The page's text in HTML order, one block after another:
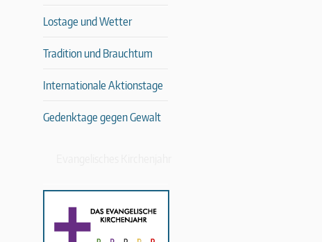
Lostage und Wetter
Tradition und Brauchtum
Internationale Aktionstage
Gedenktage gegen Gewalt